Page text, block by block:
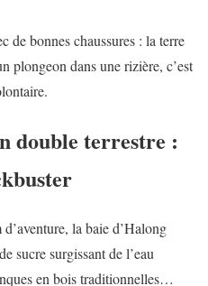
de bonnes chaussures : la terre
plongeon dans une rizière, c’est
double terrestre :
la baie d’Halong
sucre surgissant de l’eau
en bois traditionnelles…